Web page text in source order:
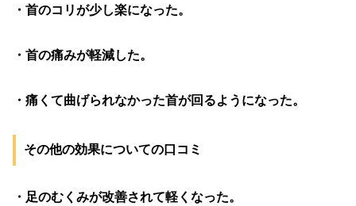
・首のコリが少し楽になった。
・首の痛みが軽減した。
・痛くて曲げられなかった首が回るようになった。
その他の効果についての口コミ
・足のむくみが改善されて軽くなった。